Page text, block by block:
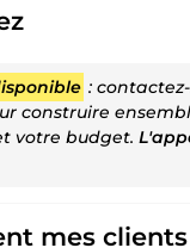
:
construire
votre budget.
mes clients